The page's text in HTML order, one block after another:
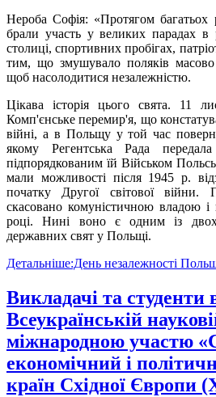
Нероба Софія: «Протягом багатьох
брали участь у великих парадах в
столиці, спортивних пробігах,
тим, що змушувало поляків масово
щоб насолодитися незалежністю.
Цікава історія цього свята. 11
Комп'єнське перемир'я, що
війні, а в Польщу у той час
якому Регентська Рада
підпорядкованим їй Військом
мали можливості після 1945 р.
початку Другої світової війни.
скасовано комуністичною владою
році. Нині воно є одним із
державних свят у Польщі.
Детальніше:День незалежності
Викладачі та студенти
Всеукраїнській
міжнародною участю
економічний і
країн Східної Європи